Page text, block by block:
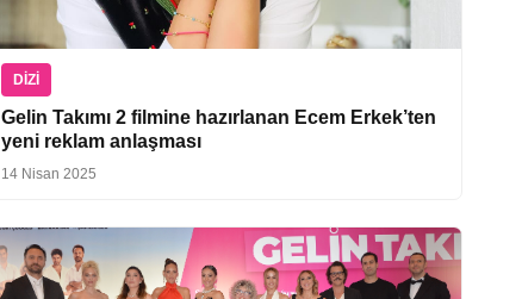
DIZI
Gelin Takımı 2 filmine hazırlanan Ecem Erkek’ten
yeni reklam anlaşması
14 Nisan 2025